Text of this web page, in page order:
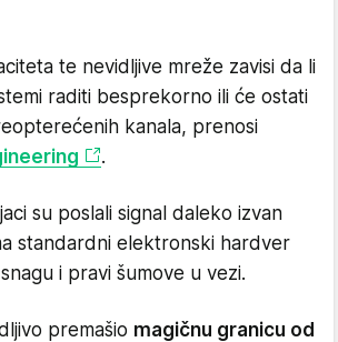
te nevidljive mreže zavisi da li
raditi besprekorno ili će ostati
kanala, prenosi
.
su poslali signal daleko izvan
standardni elektronski hardver
i pravi šumove u vezi.
premašio magičnu granicu od